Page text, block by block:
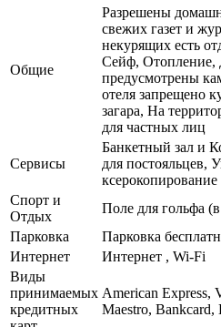
Общие
Разрешены
свежих газет и
некурящих есть
Сейф, Отопление,
предусмотрены
отеля запрещено
загара, На
для частных лиц
Сервисы
Банкетный зал и
для постояльцев,
Спорт и
Отдых
Поле для гольфа
Парковка
Парковка
Интернет
Интернет , Wi-Fi
Виды
принимаемых
кредитных
American Express,
Maestro, Bankcard,